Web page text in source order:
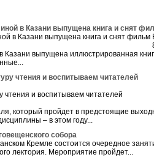
в Казани выпущена книга и снят
выпущена иллюстрированная
чтения и воспитываем читателей
который пройдет в предстоящие
– в этом году...
собора
Кремле состоится очередное
лектория. Мероприятие пройдет...